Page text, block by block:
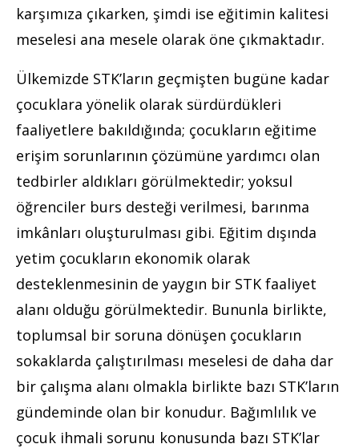
karşımıza çıkarken, şimdi ise eğitimin kalitesi
meselesi ana mesele olarak öne çıkmaktadır.
Ülkemizde STK’ların geçmişten bugüne kadar
çocuklara yönelik olarak sürdürdükleri
faaliyetlere bakıldığında; çocukların eğitime
erişim sorunlarının çözümüne yardımcı olan
tedbirler aldıkları görülmektedir; yoksul
öğrenciler burs desteği verilmesi, barınma
imkânları oluşturulması gibi. Eğitim dışında
yetim çocukların ekonomik olarak
desteklenmesinin de yaygın bir STK faaliyet
alanı olduğu görülmektedir. Bununla birlikte,
toplumsal bir soruna dönüşen çocukların
sokaklarda çalıştırılması meselesi de daha dar
bir çalışma alanı olmakla birlikte bazı STK’ların
gündeminde olan bir konudur. Bağımlılık ve
çocuk ihmali sorunu konusunda bazı STK’lar